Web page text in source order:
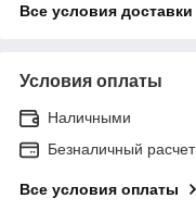
Все условия доставки
Условия оплаты
Наличными
Безналичный расчет
Все условия оплаты